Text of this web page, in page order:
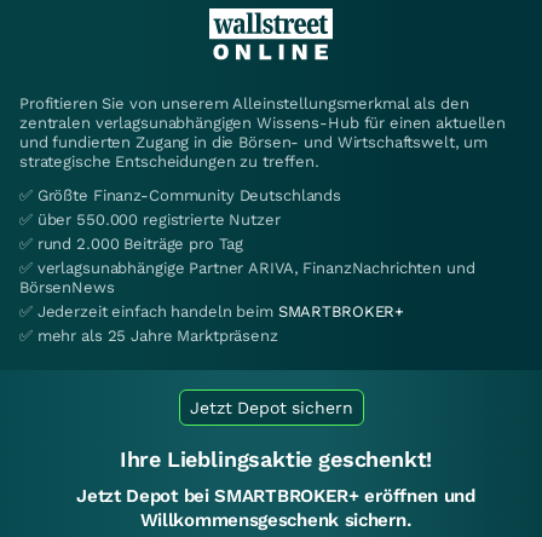
Profitieren Sie von unserem Alleinstellungsmerkmal als den
zentralen verlagsunabhängigen Wissens-Hub für einen aktuellen
und fundierten Zugang in die Börsen- und Wirtschaftswelt, um
strategische Entscheidungen zu treffen.
✅ Größte Finanz-Community Deutschlands
✅ über 550.000 registrierte Nutzer
✅ rund 2.000 Beiträge pro Tag
✅ verlagsunabhängige Partner ARIVA, FinanzNachrichten und
BörsenNews
✅ Jederzeit einfach handeln beim SMARTBROKER+
✅ mehr als 25 Jahre Marktpräsenz
Jetzt Depot sichern
Ihre Lieblingsaktie geschenkt!
Jetzt Depot bei SMARTBROKER+ eröffnen und
Willkommensgeschenk sichern.